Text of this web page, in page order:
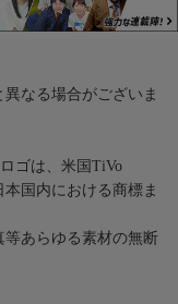
なる場合がございま
ゴは、米国TiVo
国内における商標ま
等あらゆる素材の無断